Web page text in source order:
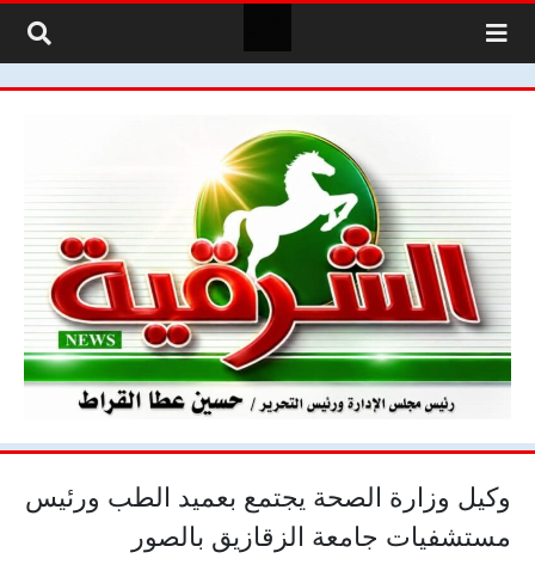
وكيل وزارة الصحة يجتمع بعميد الطب ورئيس
مستشفيات جامعة الزقازيق بالصور